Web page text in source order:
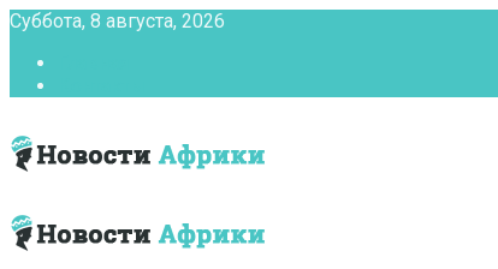
Суббота, 8 августа, 2026